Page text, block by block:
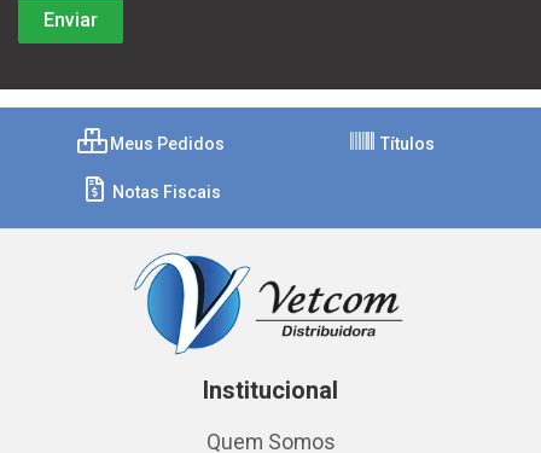
Meus Pedidos Títulos
Notas Fiscais
Institucional
Quem Somos